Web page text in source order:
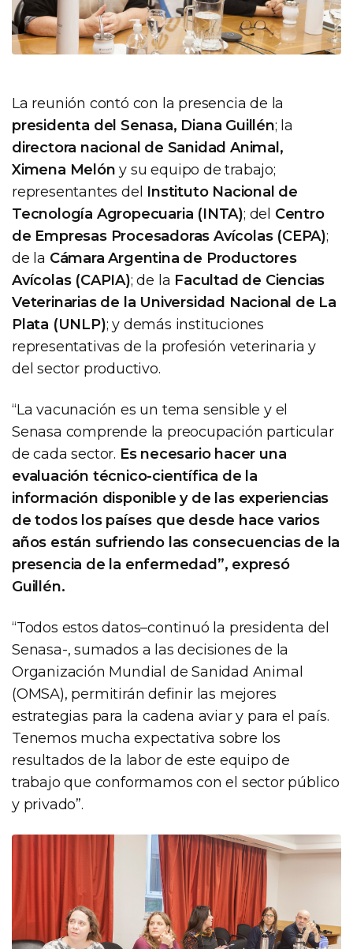
La reunión contó con la presencia de la
presidenta del Senasa, Diana Guillén; la
directora nacional de Sanidad Animal,
Ximena Melón y su equipo de trabajo;
representantes del Instituto Nacional de
Tecnología Agropecuaria (INTA); del Centro
de Empresas Procesadoras Avícolas (CEPA);
de la Cámara Argentina de Productores
Avícolas (CAPIA); de la Facultad de Ciencias
Veterinarias de la Universidad Nacional de La
Plata (UNLP); y demás instituciones
representativas de la profesión veterinaria y
del sector productivo.
“La vacunación es un tema sensible y el
Senasa comprende la preocupación particular
de cada sector. Es necesario hacer una
evaluación técnico-científica de la
información disponible y de las experiencias
de todos los países que desde hace varios
años están sufriendo las consecuencias de la
presencia de la enfermedad”, expresó
Guillén.
“Todos estos datos–continuó la presidenta del
Senasa-, sumados a las decisiones de la
Organización Mundial de Sanidad Animal
(OMSA), permitirán definir las mejores
estrategias para la cadena aviar y para el país.
Tenemos mucha expectativa sobre los
resultados de la labor de este equipo de
trabajo que conformamos con el sector público
y privado”.